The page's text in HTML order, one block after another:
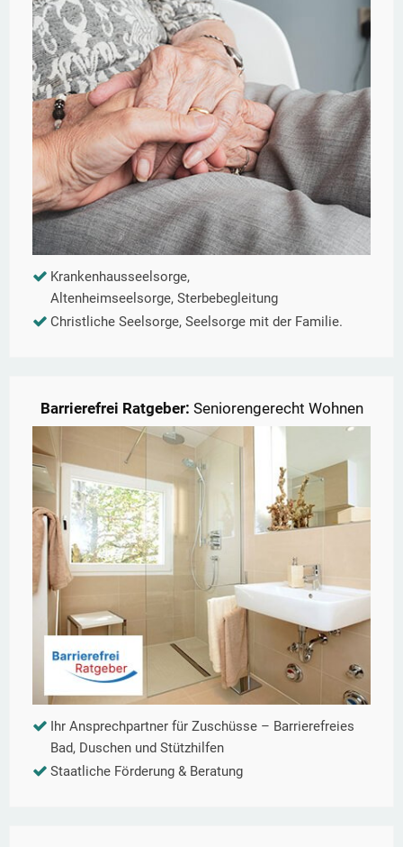
Krankenhausseelsorge,
Altenheimseelsorge, Sterbebegleitung
Christliche Seelsorge, Seelsorge mit der Familie.
Barrierefrei Ratgeber: Seniorengerecht Wohnen
Ihr Ansprechpartner für Zuschüsse – Barrierefreies
Bad, Duschen und Stützhilfen
Staatliche Förderung & Beratung